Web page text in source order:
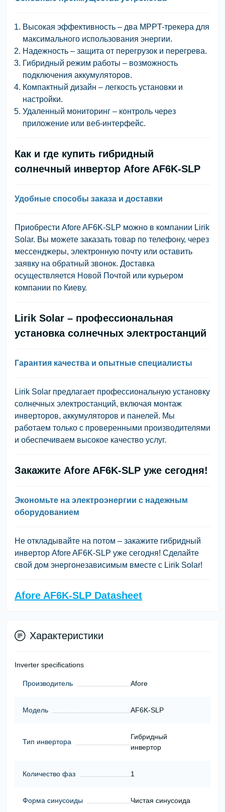
Высокая эффективность – два MPPT-трекера для
максимального использования энергии.
Надежность – защита от перегрузок и перегрева.
Гибридный режим работы – возможность
подключения аккумуляторов.
Компактный дизайн – легкость установки и
настройки.
Удаленный мониторинг – контроль через
приложение или веб-интерфейс.
Как и где купить гибридный
солнечный инвертор Afore AF6K-SLP
Удобные способы заказа и доставки
Приобрести Afore AF6K-SLP можно в компании Lirik
Solar. Вы можете заказать товар по телефону, через
мессенджеры, электронную почту или оставить
заявку на обратный звонок. Доставка
осуществляется Новой Почтой или курьером
компании по Киеву.
Lirik Solar – профессиональная
установка солнечных электростанций
Гарантия качества и опытные специалисты
Lirik Solar предлагает профессиональную установку
солнечных электростанций, включая монтаж
инверторов, аккумуляторов и панелей. Мы
работаем только с проверенными производителями
и обеспечиваем высокое качество услуг.
Закажите Afore AF6K-SLP уже сегодня!
Экономьте на электроэнергии с надежным
оборудованием
Не откладывайте на потом – закажите гибридный
инвертор Afore AF6K-SLP уже сегодня! Сделайте
свой дом энергонезависимым вместе с Lirik Solar!
Afore AF6K-SLP Datasheet
Характеристики
Inverter specifications
Производитель Afore
Модель AF6K-SLP
Тип инвертора
Гибридный
инвертор
Количество фаз 1
Форма синусоиды Чистая синусоида